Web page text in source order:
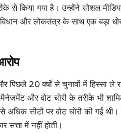
से किया गया है। उन्होंने सोशल मीडिया
संविधान और लोकतंत्र के साथ एक बड़ा
पिछले 20 वर्षों से चुनावों में हिस्सा ले
और वोट चोरी के तरीके भी
सीटों पर वोट चोरी की गई थी।
सत्ता में नहीं होती।